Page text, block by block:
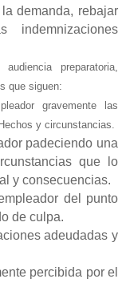
demanda, rebajar
preparatoria,
que siguen:
gravemente las
y circunstancias.
padeciendo una
que lo
y consecuencias.
del punto
de culpa.
adeudadas y
percibida por el